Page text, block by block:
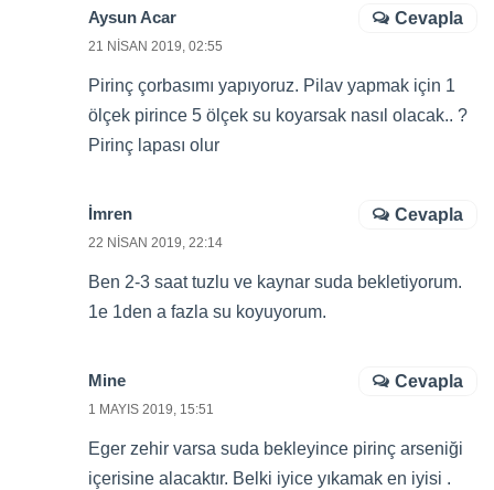
Aysun Acar
21 NISAN 2019, 02:55
Pirinç çorbasımı yapıyoruz. Pilav yapmak için 1
ölçek pirince 5 ölçek su koyarsak nasıl olacak.. ?
Pirinç lapası olur
Cevapla
İmren
22 NISAN 2019, 22:14
Ben 2-3 saat tuzlu ve kaynar suda bekletiyorum.
1e 1den a fazla su koyuyorum.
Cevapla
Mine
1 MAYIS 2019, 15:51
Eger zehir varsa suda bekleyince pirinç arseniği
içerisine alacaktır. Belki iyice yıkamak en iyisi .
Cevapla